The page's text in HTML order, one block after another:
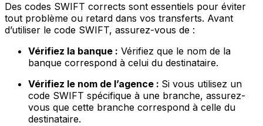
Des codes SWIFT corrects sont essentiels pour éviter
tout problème ou retard dans vos transferts. Avant
d’utiliser le code SWIFT, assurez-vous de :
Vérifiez la banque : Vérifiez que le nom de la
banque correspond à celui du destinataire.
Vérifiez le nom de l’agence : Si vous utilisez un
code SWIFT spécifique à une branche, assurez-
vous que cette branche correspond à celle du
destinataire.